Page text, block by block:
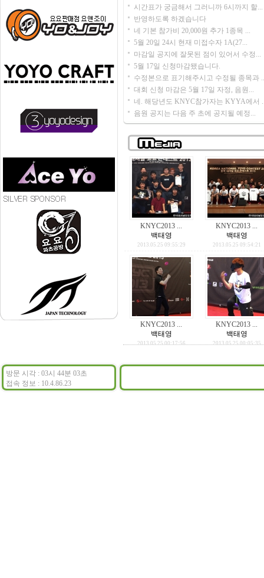
시간표가 궁금해서 그러니까 6시까지 할...
반영하도록 하겠습니다
네 기본 참가비 20,000원 추가 1종목 ...
5월 20일 24시 현재 미접수자 1A(27...
마감일 공지에 잘못된 점이 있어서 수정...
5월 17일 신청마감됐습니다.
수정본으로 표기해주시고 수정될 종목과
대회 신청 마감은 5월 17일 자정, 음원...
네. 해당년도 KNYC참가자는 KYYA에서
음원 공지는 다음 주 초에 공지될 예정...
KNYC2013 ...
백태영
2013.05.25 09:55:29
KNYC2013 ...
백태영
2013.05.25 09:54:21
KNYC2013 ...
백태영
2013.05.25 00:17:56
KNYC2013 ...
백태영
2013.05.25 00:05:35
방문 시각 : 03시 44분 03초
접속 정보 : 10.4.86.23